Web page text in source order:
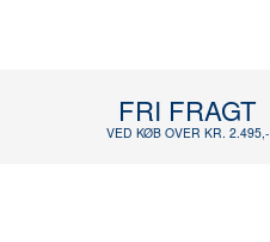
FRI FRAGT
VED KØB OVER KR. 2.495,-